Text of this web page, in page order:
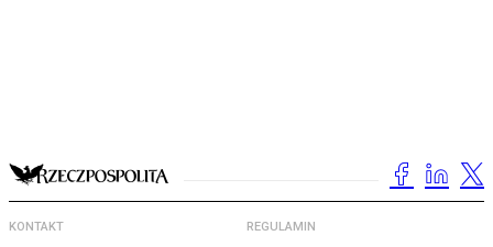
KONTAKT REGULAMIN